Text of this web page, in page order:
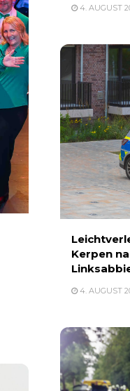
4. AUGUST
Kerpen
4. AUGUST